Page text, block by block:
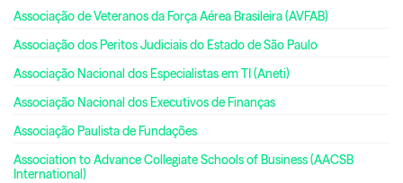
Associação de Veteranos da Força Aérea Brasileira (AVFAB)
Associação dos Peritos Judiciais do Estado de São Paulo
Associação Nacional dos Especialistas em TI (Aneti)
Associação Nacional dos Executivos de Finanças
Associação Paulista de Fundações
Association to Advance Collegiate Schools of Business (AACSB
International)